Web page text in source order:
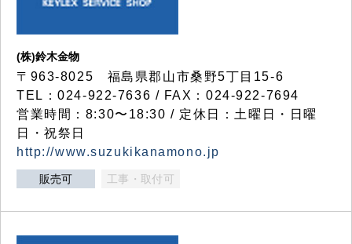
(株)鈴木金物
〒963-8025 福島県郡山市桑野5丁目15-6
TEL：024-922-7636 / FAX：024-922-7694
営業時間：8:30〜18:30 / 定休日：土曜日・日曜
日・祝祭日
http://www.suzukikanamono.jp
販売可 工事・取付可